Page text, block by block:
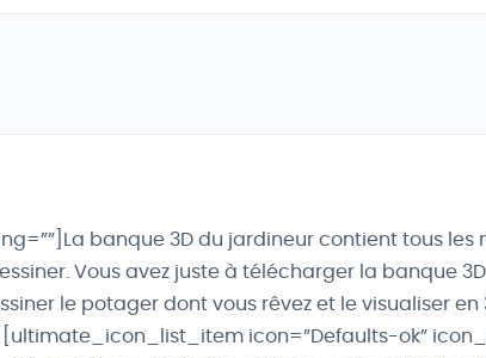
banque 3D du jardineur contient tous les
Vous avez juste à télécharger la banque
le potager dont vous rêvez et le visualiser
icon=”Defaults-ok”